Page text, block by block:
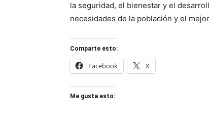
la seguridad, el bienestar y el
necesidades de la población y el
Comparte esto:
Facebook X
Me gusta esto: